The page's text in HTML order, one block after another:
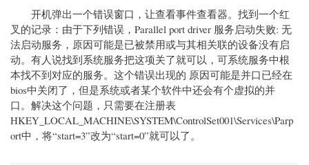
开机弹出一个错误窗口，让查看事件查看器。找到一个红
叉的记录：由于下列错误，Parallel port driver 服务启动失败: 无
法启动服务，原因可能是已被禁用或与其相关联的设备没有启
动。有人说找到系统服务把这项关了就可以，可系统服务中根
本找不到对应的服务。这个错误出现的 原因可能是并口已经在
bios中关闭了，但是系统或者某个软件中还会有个虚拟的并
口。解决这个问题，只需要在注册表
HKEY_LOCAL_MACHINE\SYSTEM\ControlSet001\Services\Parp
ort中，将“start=3”改为“start=0”就可以了。